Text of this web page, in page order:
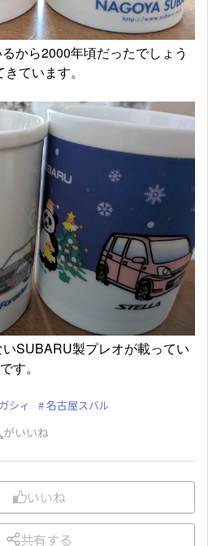
から2000年頃だったでしょう
ています。
SUBARU製プレオが載ってい
す。
シィ 名古屋スバル
がいいね
いいね
共有する